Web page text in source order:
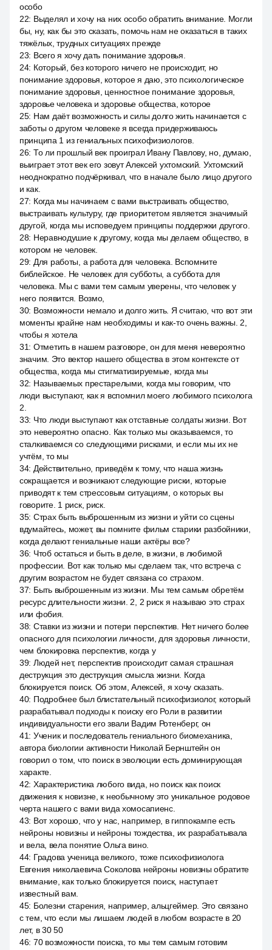
особо
22: Выделял и хочу на них особо обратить внимание. Могли
бы, ну, как бы это сказать, помочь нам не оказаться в таких
тяжёлых, трудных ситуациях прежде
23: Всего я хочу дать понимание здоровья.
24: Который, без которого ничего не происходит, но
понимание здоровья, которое я даю, это психологическое
понимание здоровья, ценностное понимание здоровья,
здоровье человека и здоровье общества, которое
25: Нам даёт возможность и силы долго жить начинается с
заботы о другом человеке я всегда придерживаюсь
принципа 1 из гениальных психофизиологов.
26: То ли прошлый век проиграл Ивану Павлову, но, думаю,
выиграет этот век его зовут Алексей ухтомский. Ухтомский
неоднократно подчёркивал, что в начале было лицо другого
и как.
27: Когда мы начинаем с вами выстраивать общество,
выстраивать культуру, где приоритетом является значимый
другой, когда мы исповедуем принципы поддержки другого.
28: Неравнодушие к другому, когда мы делаем общество, в
котором не человек.
29: Для работы, а работа для человека. Вспомните
библейское. Не человек для субботы, а суббота для
человека. Мы с вами тем самым уверены, что человек у
него появится. Возмо,
30: Возможности немало и долго жить. Я считаю, что вот эти
моменты крайне нам необходимы и как-то очень важны. 2,
чтобы я хотела
31: Отметить в нашем разговоре, он для меня невероятно
значим. Это вектор нашего общества в этом контексте от
общества, когда мы стигматизируемые, когда мы
32: Называемых престарелыми, когда мы говорим, что
люди выступают, как я вспомнил моего любимого психолога
2.
33: Что люди выступают как отставные солдаты жизни. Вот
это невероятно опасно. Как только мы оказываемся, то
сталкиваемся со следующими рисками, и если мы их не
учтём, то мы
34: Действительно, приведём к тому, что наша жизнь
сокращается и возникают следующие риски, которые
приводят к тем стрессовым ситуациям, о которых вы
говорите. 1 риск, риск.
35: Страх быть выброшенным из жизни и уйти со сцены
вдумайтесь, может, вы помните фильм старики разбойники,
когда делают гениальные наши актёры все?
36: Чтоб остаться и быть в деле, в жизни, в любимой
профессии. Вот как только мы сделаем так, что встреча с
другим возрастом не будет связана со страхом.
37: Быть выброшенным из жизни. Мы тем самым обретём
ресурс длительности жизни. 2, 2 риск я называю это страх
или фобия.
38: Ставки из жизни и потери перспектив. Нет ничего более
опасного для психологии личности, для здоровья личности,
чем блокировка перспектив, когда у
39: Людей нет, перспектив происходит самая страшная
деструкция это деструкция смысла жизни. Когда
блокируется поиск. Об этом, Алексей, я хочу сказать.
40: Подробнее был блистательный психофизиолог, который
разрабатывал подходы к поиску его Роли в развитии
индивидуальности его звали Вадим Ротенберг, он
41: Ученик и последователь гениального биомеханика,
автора биологии активности Николай Бернштейн он
говорил о том, что поиск в эволюции есть доминирующая
характе.
42: Характеристика любого вида, но поиск как поиск
движения к новизне, к необычному это уникальное родовое
черта нашего с вами вида хомосапиенс.
43: Вот хорошо, что у нас, например, в гиппокампе есть
нейроны новизны и нейроны тождества, их разрабатывала
и вела, вела понятие Ольга вино.
44: Градова ученица великого, тоже психофизиолога
Евгения николаевича Соколова нейроны новизны обратите
внимание, как только блокируется поиск, наступает
известный вам.
45: Болезни старения, например, альцгеймер. Это связано
с тем, что если мы лишаем людей в любом возрасте в 20
лет, в 30 50
46: 70 возможности поиска, то мы тем самым готовим